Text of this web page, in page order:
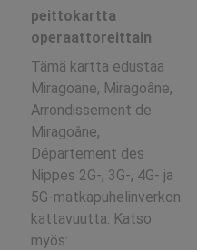
peittokartta
operaattoreittain
Tämä kartta edustaa
Miragoane, Miragoâne,
Arrondissement de
Miragoâne,
Département des
Nippes 2G-, 3G-, 4G- ja
5G-matkapuhelinverkon
kattavuutta. Katso
myös: